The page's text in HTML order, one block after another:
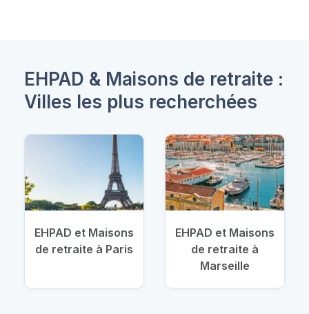
EHPAD & Maisons de retraite :
Villes les plus recherchées
EHPAD et Maisons
de retraite à Paris
EHPAD et Maisons
de retraite à
Marseille